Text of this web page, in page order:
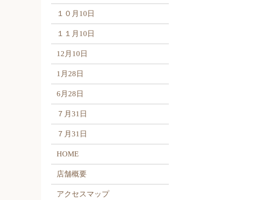
１０月10日
１１月10日
12月10日
1月28日
6月28日
７月31日
７月31日
HOME
店舗概要
アクセスマップ